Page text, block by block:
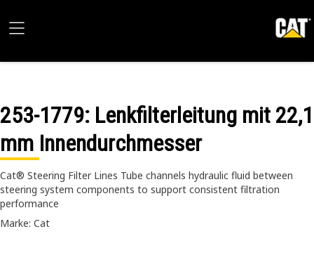
253-1779: Lenkfilterleitung mit 22,1
mm Innendurchmesser
Cat® Steering Filter Lines Tube channels hydraulic fluid between
steering system components to support consistent filtration
performance
Marke: Cat